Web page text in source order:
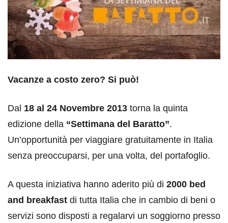
Vacanze a costo zero? Si può!
Dal 18 al 24 Novembre 2013 torna la quinta
edizione della “Settimana del Baratto”.
Un’opportunità per viaggiare gratuitamente in Italia
senza preoccuparsi, per una volta, del portafoglio.
A questa iniziativa hanno aderito più di 2000 bed
and breakfast di tutta Italia che in cambio di beni o
servizi sono disposti a regalarvi un soggiorno presso